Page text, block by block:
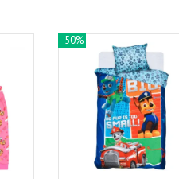
-50%